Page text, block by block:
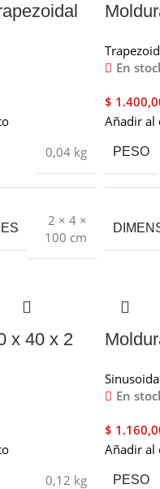
0,04 kg
2 × 4 ×
100 cm
En
$
Añadir al
PESO
x 40 x 2
0,12 kg
En
$
Añadir al
PESO